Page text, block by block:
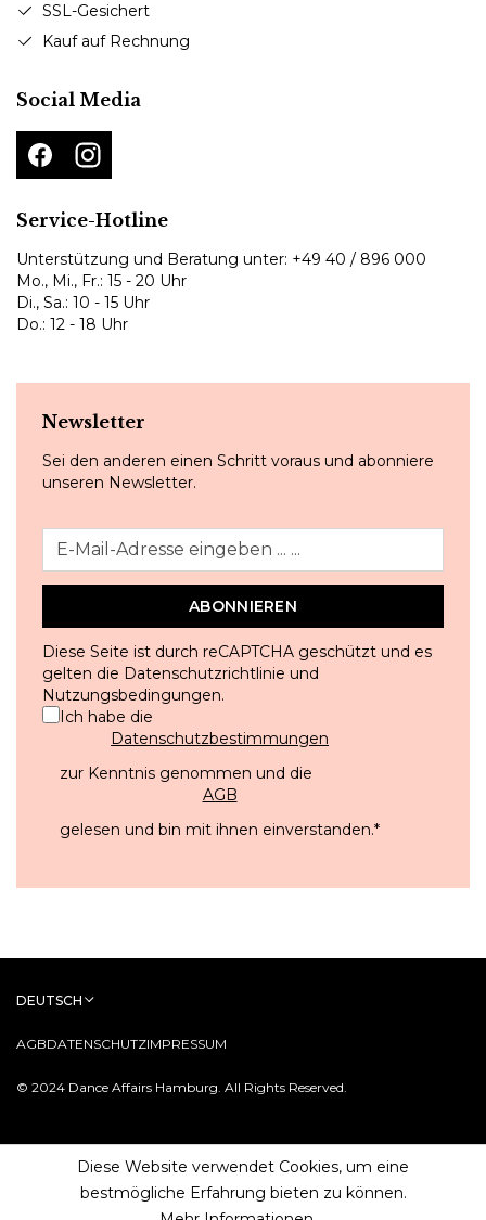
SSL-Gesichert
Kauf auf Rechnung
Social Media
Service-Hotline
Unterstützung und Beratung unter: +49 40 / 896 000
Mo., Mi., Fr.: 15 - 20 Uhr
Di., Sa.: 10 - 15 Uhr
Do.: 12 - 18 Uhr
Newsletter
Sei den anderen einen Schritt voraus und abonniere
unseren Newsletter.
ABONNIEREN
Diese Seite ist durch reCAPTCHA geschützt und es
gelten die Datenschutzrichtlinie und
Nutzungsbedingungen.
Ich habe die
Datenschutzbestimmungen
zur Kenntnis genommen und die
AGB
gelesen und bin mit ihnen einverstanden.*
© 2024 Dance Affairs Hamburg. All Rights Reserved.
AGBDATENSCHUTZIMPRESSUM
DEUTSCH
Diese Website verwendet Cookies, um eine
bestmögliche Erfahrung bieten zu können.